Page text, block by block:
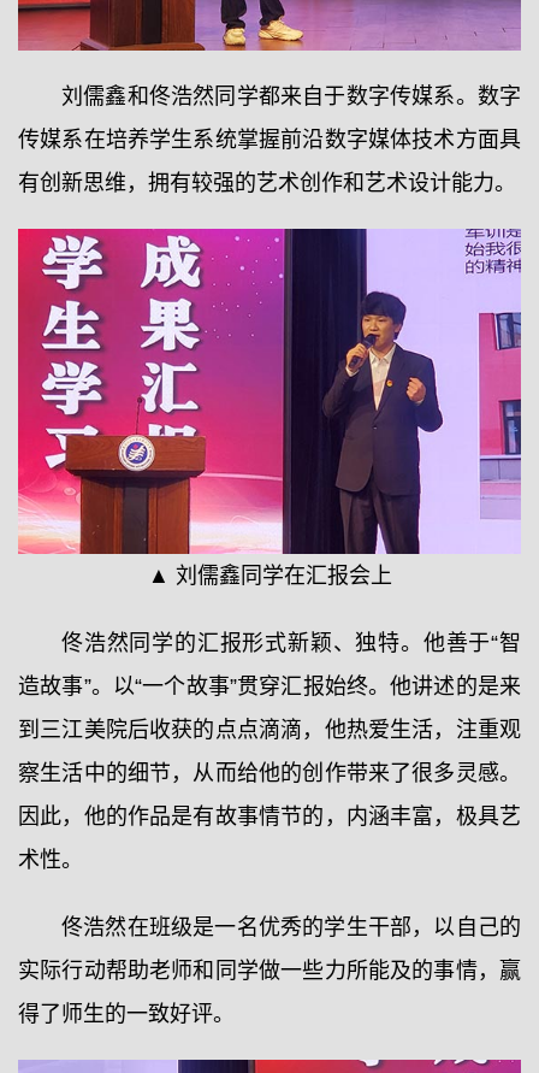
刘儒鑫和佟浩然同学都来自于数字传媒系。数字
传媒系在培养学生系统掌握前沿数字媒体技术方面具
有创新思维，拥有较强的艺术创作和艺术设计能力。
▲ 刘儒鑫同学在汇报会上
佟浩然同学的汇报形式新颖、独特。他善于“智
造故事”。以“一个故事”贯穿汇报始终。他讲述的是来
到三江美院后收获的点点滴滴，他热爱生活，注重观
察生活中的细节，从而给他的创作带来了很多灵感。
因此，他的作品是有故事情节的，内涵丰富，极具艺
术性。
佟浩然在班级是一名优秀的学生干部，以自己的
实际行动帮助老师和同学做一些力所能及的事情，赢
得了师生的一致好评。